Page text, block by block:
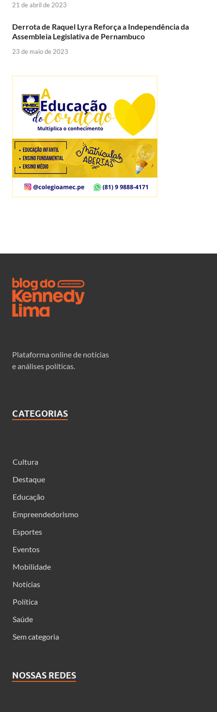
21 de abril de 2023
Derrota de Raquel Lyra Reforça a Independência da
Assembleia Legislativa de Pernambuco
23 de maio de 2023
Plataforma online de notícias
e análises políticas.
CATEGORIAS
Cultura
Destaque
Educação
Empreendedorismo
Esportes
Eventos
Mobilidade
Notícias
Política
Saúde
Sem categoria
NOSSAS REDES